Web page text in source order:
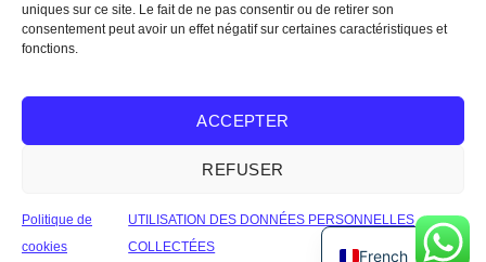
uniques sur ce site. Le fait de ne pas consentir ou de retirer son
consentement peut avoir un effet négatif sur certaines caractéristiques et
fonctions.
ACCEPTER
REFUSER
Politique de
cookies
UTILISATION DES DONNÉES PERSONNELLES
COLLECTÉES
DÉCOUVRIR TOUTE LA COLLECTION
Copyright 2026 ©Sarouel de bain
Mentions légales
Plan du site.
French